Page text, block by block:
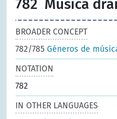
782 Música
BROADER CONCEPT
782/785Géneros de
NOTATION
782
IN OTHER LANGUAGES